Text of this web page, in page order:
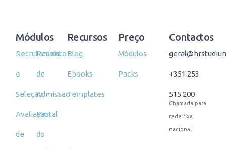
Módulos
Recrutamento
e
Seleção
Avaliação
de
Pedido
de
Admissão
Portal
do
Recursos
Blog
Ebooks
Templates
Preço
Módulos
Packs
Contactos
+351 253
515 200
Chamada para
rede fixa
nacional